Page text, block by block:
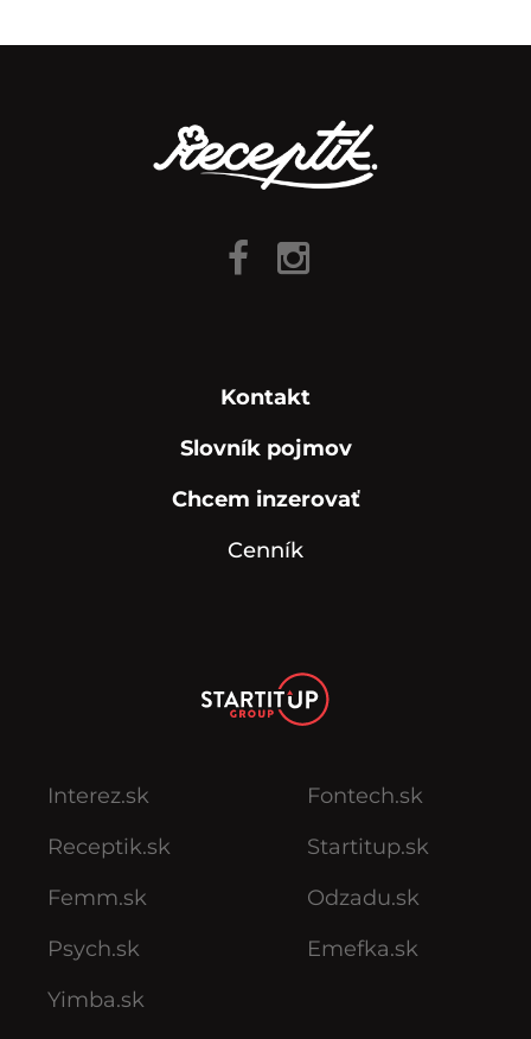
Kontakt
Slovník pojmov
Chcem inzerovať
Cenník
Interez.sk
Receptik.sk
Femm.sk
Psych.sk
Yimba.sk
Fontech.sk
Startitup.sk
Odzadu.sk
Emefka.sk